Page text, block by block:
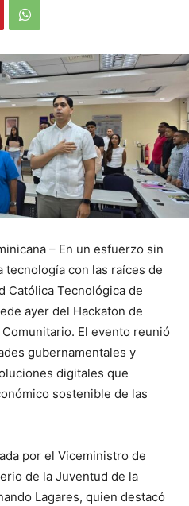
– En un esfuerzo sin
con las raíces de
Católica Tecnológica de
ayer del Hackaton de
El evento reunió
gubernamentales y
digitales que
sostenible de las
por el Viceministro de
de la Juventud de la
Lagares, quien destacó